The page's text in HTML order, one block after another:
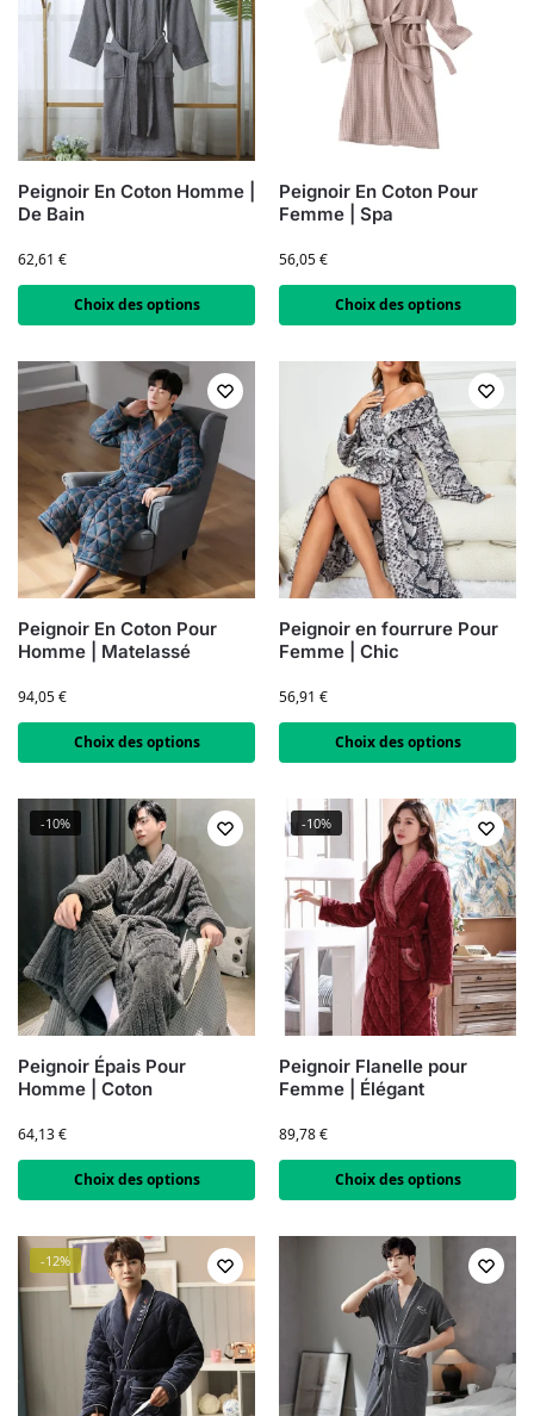
Peignoir En Coton Homme |
De Bain
62,61 €
Choix des options
Peignoir En Coton Pour
Femme | Spa
56,05€
Choix des options
Peignoir En Coton Pour
Homme | Matelassé
94,05€
Choix des options
Peignoir en fourrure Pour
Femme | Chic
56,91 €
Choix des options
-10%
Peignoir Épais Pour
Homme | Coton
64,13€
Choix des options
-10%
Peignoir Flanelle pour
Femme | Élégant
89,78€
Choix des options
-12%